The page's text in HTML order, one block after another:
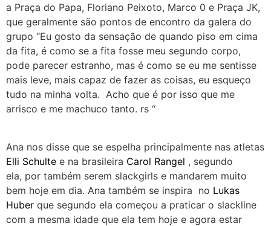
a Praça do Papa, Floriano Peixoto, Marco 0 e Praça JK,
que geralmente são pontos de encontro da galera do
grupo “Eu gosto da sensação de quando piso em cima
da fita, é como se a fita fosse meu segundo corpo,
pode parecer estranho, mas é como se eu me sentisse
mais leve, mais capaz de fazer as coisas, eu esqueço
tudo na minha volta. Acho que é por isso que me
arrisco e me machuco tanto. rs “
Ana nos disse que se espelha principalmente nas atletas
Elli Schulte e na brasileira Carol Rangel , segundo
ela, por também serem slackgirls e mandarem muito
bem hoje em dia. Ana também se inspira no Lukas
Huber que segundo ela começou a praticar o slackline
com a mesma idade que ela tem hoje e agora estar